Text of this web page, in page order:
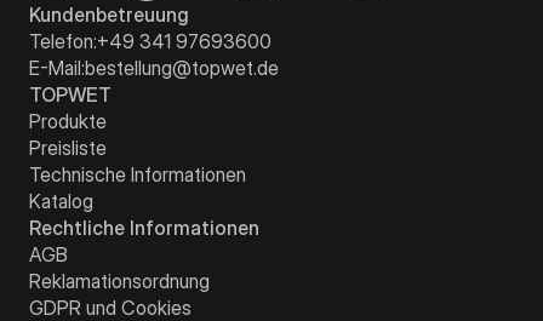
Kundenbetreuung
Telefon:+49 341 97693600
E-Mail:bestellung@topwet.de
TOPWET
Produkte
Preisliste
Technische Informationen
Katalog
Rechtliche Informationen
AGB
Reklamationsordnung
GDPR und Cookies